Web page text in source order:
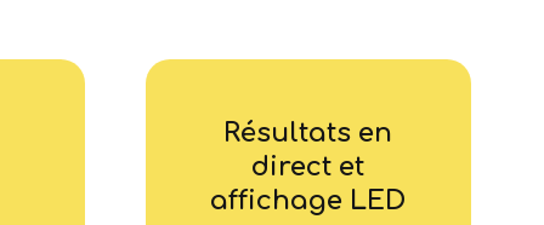
Résultats en
direct et
affichage LED